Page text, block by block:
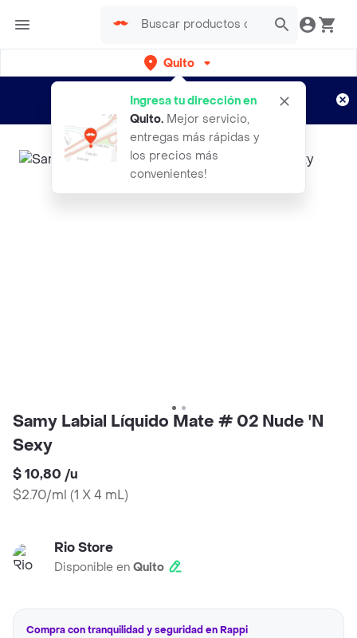
Quito
Ingresa tu dirección en
Quito. Mejor servicio,
entregas más rápidas y
los precios más
convenientes!
envíos gratis por semanas
Aplican TyC
Samy Labial Líquido Mate # 02 Nude 'N
Sexy
$ 10,80 /u
$2.70/ml (1 X 4 mL)
Rio Store
Disponible en Quito
Compra con tranquilidad y seguridad en Rappi